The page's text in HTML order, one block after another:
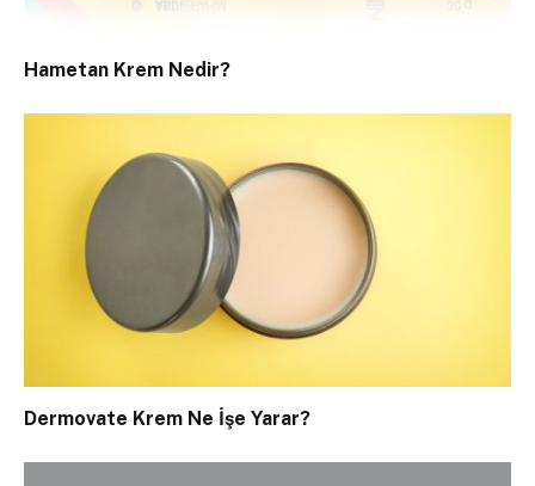
Hametan Krem Nedir?
Dermovate Krem Ne İşe Yarar?